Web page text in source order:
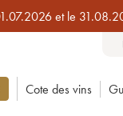
et le
Cote des vins